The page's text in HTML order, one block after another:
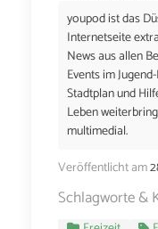
youpod ist das
Internetseite
News aus allen
Events im
Stadtplan und
Leben
multimedial.
Veröffentlicht am
Schlagworte &